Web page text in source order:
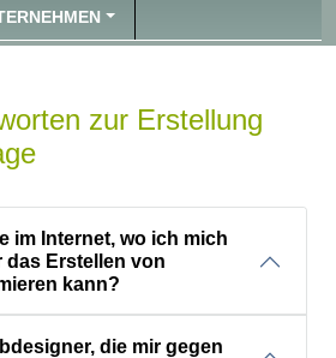
zur Erstellung
im Internet, wo ich mich
Erstellen von
kann?
die mir gegen